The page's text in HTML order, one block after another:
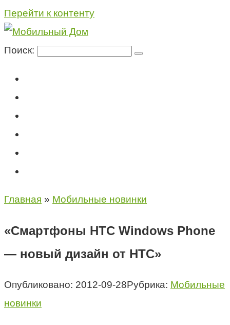
Перейти к контенту
Поиск:
Главная » Мобильные новинки
«Смартфоны HTC Windows Phone
— новый дизайн от HTC»
Опубликовано: 2012-09-28Рубрика: Мобильные
новинки